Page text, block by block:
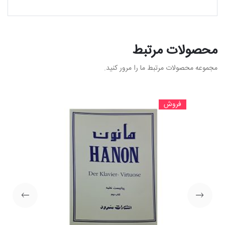
محصولات مرتبط
مجموعه محصولات مرتبط ما را مرور کنید.
فروش